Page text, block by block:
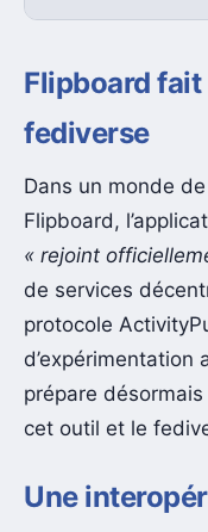
Flipboard fait
fediverse
Dans un monde
Flipboard,
« rejoint
de services
protocole
d’expérimentation
prépare
cet outil et le
Une